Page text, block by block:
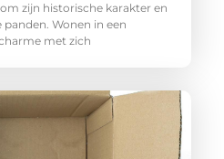
zijn historische karakter en
Wonen in een
met zich